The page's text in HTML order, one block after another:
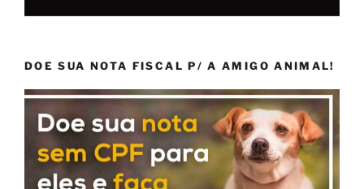
DOE SUA NOTA FISCAL P/ A AMIGO ANIMAL!